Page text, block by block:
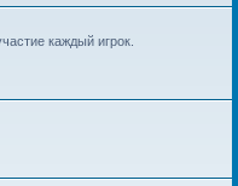
каждый игрок.